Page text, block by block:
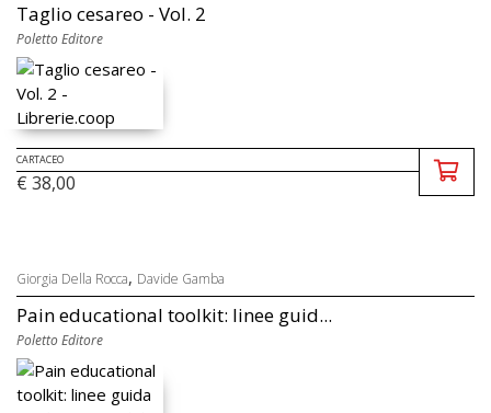
Taglio cesareo - Vol. 2
Poletto Editore
CARTACEO
€ 38,00
Giorgia Della Rocca, Davide Gamba
Pain educational toolkit: linee guid...
Poletto Editore